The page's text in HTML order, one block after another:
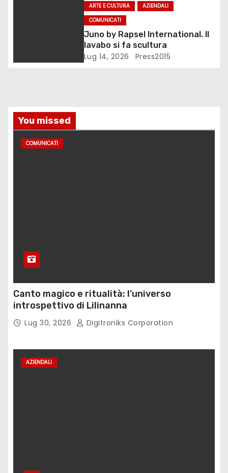
ARTE E CULTURA
AZIENDALI
COMUNICATI
Juno by Rapsel International. Il
lavabo si fa scultura
Lug 14, 2026 Press2015
You missed
COMUNICATI
Canto magico e ritualità: l’universo
introspettivo di Lilinanna
Lug 30, 2026 Digitroniks Corporation
AZIENDALI